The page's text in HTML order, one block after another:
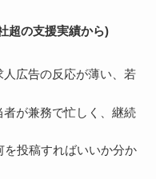
超の支援実績から)
人広告の反応が薄い、若
者が兼務で忙しく、継続
を投稿すればいいか分か